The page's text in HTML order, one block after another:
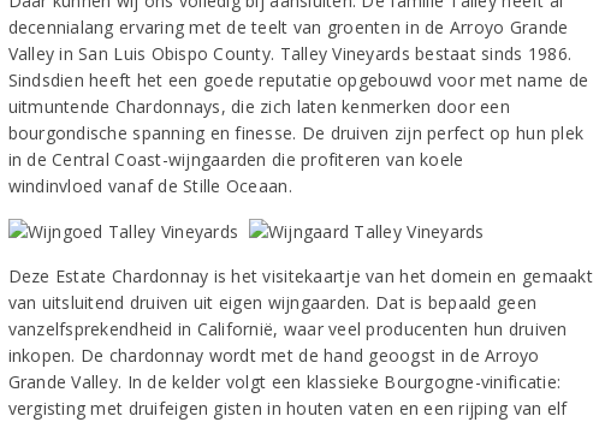
decennialang ervaring met de teelt van groenten in de Arroyo Grande
Valley in San Luis Obispo County. Talley Vineyards bestaat sinds 1986.
Sindsdien heeft het een goede reputatie opgebouwd voor met name de
uitmuntende Chardonnays, die zich laten kenmerken door een
bourgondische spanning en finesse. De druiven zijn perfect op hun plek
in de Central Coast-wijngaarden die profiteren van koele
windinvloed vanaf de Stille Oceaan.
Deze Estate Chardonnay is het visitekaartje van het domein en gemaakt
van uitsluitend druiven uit eigen wijngaarden. Dat is bepaald geen
vanzelfsprekendheid in Californië, waar veel producenten hun druiven
inkopen. De chardonnay wordt met de hand geoogst in de Arroyo
Grande Valley. In de kelder volgt een klassieke Bourgogne-vinificatie:
vergisting met druifeigen gisten in houten vaten en een rijping van elf